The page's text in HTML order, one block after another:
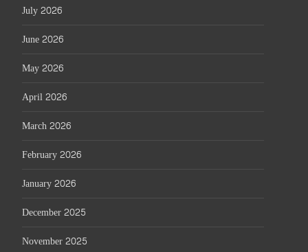
July 2026
June 2026
May 2026
April 2026
March 2026
February 2026
January 2026
December 2025
November 2025